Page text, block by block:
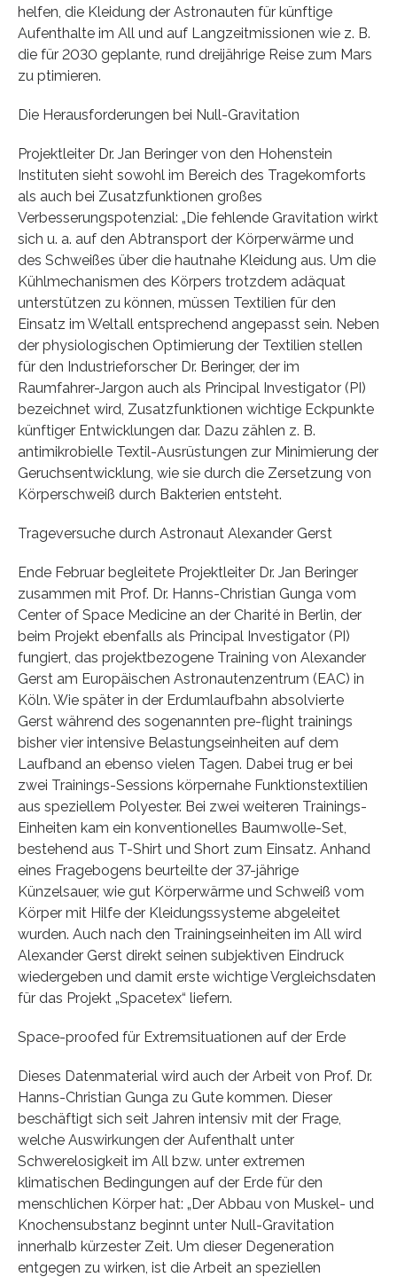
helfen, die Kleidung der Astronauten für künftige
Aufenthalte im All und auf Langzeitmissionen wie z. B.
die für 2030 geplante, rund dreijährige Reise zum Mars
zu ptimieren.
Die Herausforderungen bei Null-Gravitation
Projektleiter Dr. Jan Beringer von den Hohenstein
Instituten sieht sowohl im Bereich des Tragekomforts
als auch bei Zusatzfunktionen großes
Verbesserungspotenzial: „Die fehlende Gravitation wirkt
sich u. a. auf den Abtransport der Körperwärme und
des Schweißes über die hautnahe Kleidung aus. Um die
Kühlmechanismen des Körpers trotzdem adäquat
unterstützen zu können, müssen Textilien für den
Einsatz im Weltall entsprechend angepasst sein. Neben
der physiologischen Optimierung der Textilien stellen
für den Industrieforscher Dr. Beringer, der im
Raumfahrer-Jargon auch als Principal Investigator (PI)
bezeichnet wird, Zusatzfunktionen wichtige Eckpunkte
künftiger Entwicklungen dar. Dazu zählen z. B.
antimikrobielle Textil-Ausrüstungen zur Minimierung der
Geruchsentwicklung, wie sie durch die Zersetzung von
Körperschweiß durch Bakterien entsteht.
Trageversuche durch Astronaut Alexander Gerst
Ende Februar begleitete Projektleiter Dr. Jan Beringer
zusammen mit Prof. Dr. Hanns-Christian Gunga vom
Center of Space Medicine an der Charité in Berlin, der
beim Projekt ebenfalls als Principal Investigator (PI)
fungiert, das projektbezogene Training von Alexander
Gerst am Europäischen Astronautenzentrum (EAC) in
Köln. Wie später in der Erdumlaufbahn absolvierte
Gerst während des sogenannten pre-flight trainings
bisher vier intensive Belastungseinheiten auf dem
Laufband an ebenso vielen Tagen. Dabei trug er bei
zwei Trainings-Sessions körpernahe Funktionstextilien
aus speziellem Polyester. Bei zwei weiteren Trainings-
Einheiten kam ein konventionelles Baumwolle-Set,
bestehend aus T-Shirt und Short zum Einsatz. Anhand
eines Fragebogens beurteilte der 37-jährige
Künzelsauer, wie gut Körperwärme und Schweiß vom
Körper mit Hilfe der Kleidungssysteme abgeleitet
wurden. Auch nach den Trainingseinheiten im All wird
Alexander Gerst direkt seinen subjektiven Eindruck
wiedergeben und damit erste wichtige Vergleichsdaten
für das Projekt „Spacetex“ liefern.
Space-proofed für Extremsituationen auf der Erde
Dieses Datenmaterial wird auch der Arbeit von Prof. Dr.
Hanns-Christian Gunga zu Gute kommen. Dieser
beschäftigt sich seit Jahren intensiv mit der Frage,
welche Auswirkungen der Aufenthalt unter
Schwerelosigkeit im All bzw. unter extremen
klimatischen Bedingungen auf der Erde für den
menschlichen Körper hat: „Der Abbau von Muskel- und
Knochensubstanz beginnt unter Null-Gravitation
innerhalb kürzester Zeit. Um dieser Degeneration
entgegen zu wirken, ist die Arbeit an speziellen